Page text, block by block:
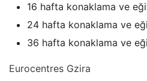
16 hafta konaklama ve
24 hafta konaklama ve
36 hafta konaklama ve
Eurocentres Gzira